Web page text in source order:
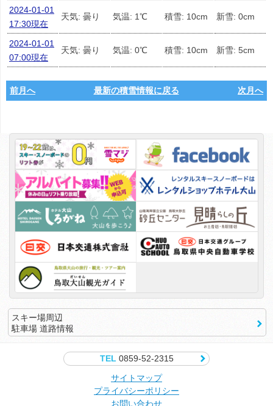
2024-01-01
17:30現在
天気: 曇り 気温: 1℃ 積雪: 10cm 新雪: 0cm
2024-01-01
07:00現在
天気: 曇り 気温: 0℃ 積雪: 10cm 新雪: 5cm
前月へ 最新の積雪情報に戻る 次月へ
スキー場周辺
駐車場 道路情報
TEL0859-52-2315
サイトマップ
プライバシーポリシー
お問い合わせ